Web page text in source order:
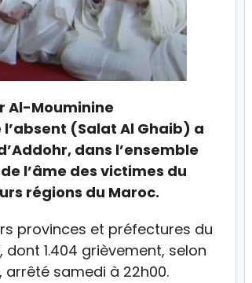
Al-Mouminine
(Salat Al Ghaib) a
dans l’ensemble
l’âme des victimes du
régions du Maroc.
provinces et préfectures du
1.404 grièvement, selon
arrêté samedi à 22h00.